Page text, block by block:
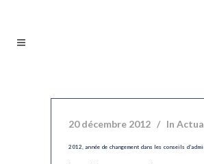
20 décembre 2012 In
2012, année de changement dans les conseils